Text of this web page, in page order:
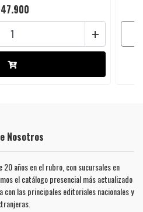
+
Nosotros
20 años en el rubro, con sucursales en
el catálogo presencial más actualizado
con las principales editoriales nacionales y